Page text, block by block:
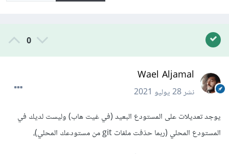
0
Wael Aljamal
نشر28 يوليو 2021
يوجد تعديلات على المستودع البعيد (في غيت هاب) وليست لديك في
المستودع المحلي (ربما حذفت ملفات git من مستودعك المحلي)،